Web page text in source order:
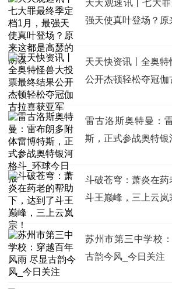
天天观速讯丨七大
强天使真叶登场？
天天快资讯丨全奥
公开杰顿轻松夺冠伽
雷古洛斯奥特曼：
斯，正式参战奥特
斗破苍穹：萧炎在药
斗王巅峰，三上云岚
苏州市第三中学校
古韵今风_今日关注